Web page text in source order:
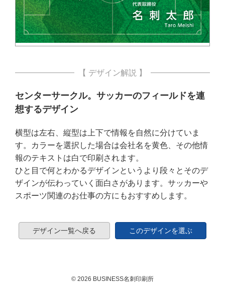
【 デザイン解説 】
センターサークル。サッカーのフィールドを連
想するデザイン
横型は左右、縦型は上下で情報を自然に分けていま
す。カラーを選択した場合は会社名を黄色、その他情
報のテキストは白で印刷されます。
ひと目で何とわかるデザインというより段々とそのデ
ザインが伝わっていく面白さがあります。サッカーや
スポーツ関連のお仕事の方にもおすすめします。
デザイン一覧へ戻る このデザインを選ぶ
© 2026 BUSINESS名刺印刷所